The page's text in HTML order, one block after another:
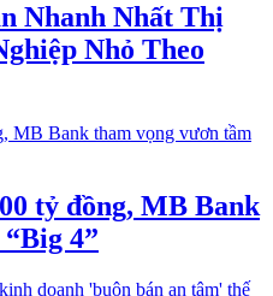
Nhanh Nhất Thị
Nhỏ Theo
tỷ đồng, MB Bank
4”